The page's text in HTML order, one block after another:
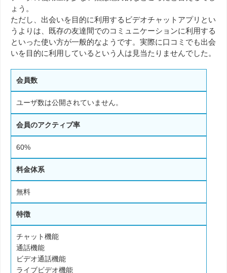
ょう。
ただし、出会いを目的に利用するビデオチャットアプリとい
うよりは、既存の友達間でのコミュニケーションに利用する
といった使い方が一般的なようです。実際に口コミでも出会
いを目的に利用しているという人は見当たりませんでした。
会員数
ユーザ数は公開されていません。
会員のアクティブ率
60%
料金体系
無料
特徴
チャット機能
通話機能
ビデオ通話機能
ライブビデオ機能